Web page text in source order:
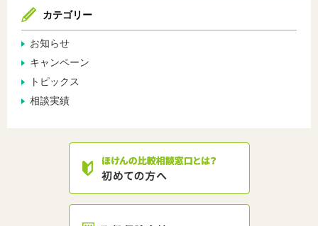
カテゴリー
お知らせ
キャンペーン
トピックス
相談実績